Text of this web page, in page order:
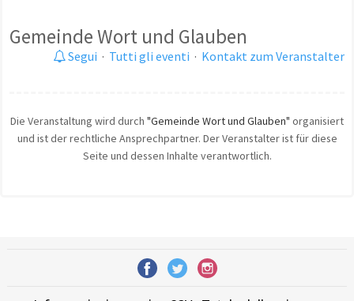
Gemeinde Wort und Glauben
Segui · Tutti gli eventi · Kontakt zum Veranstalter
Die Veranstaltung wird durch "Gemeinde Wort und Glauben" organisiert
und ist der rechtliche Ansprechpartner. Der Veranstalter ist für diese
Seite und dessen Inhalte verantwortlich.